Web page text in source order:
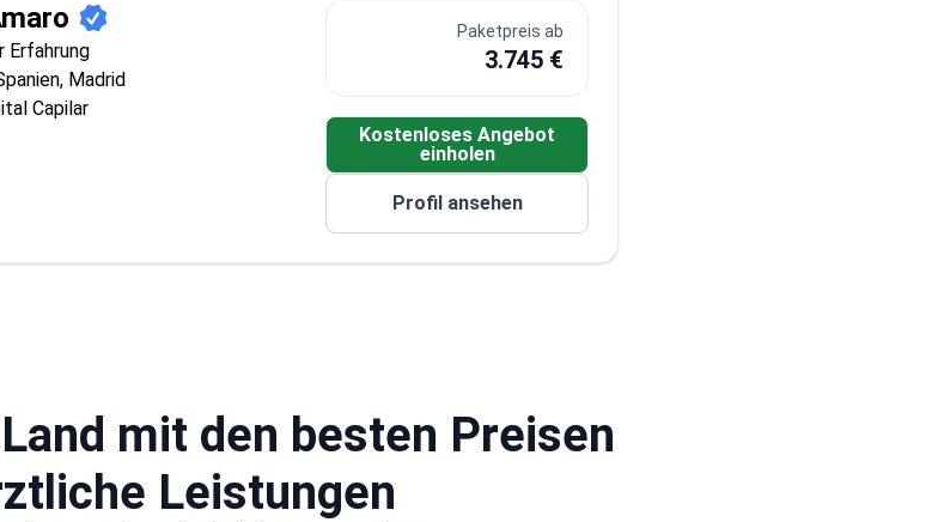
mit den besten Preisen
Leistungen
Erfahrung
Madrid
Capilar
Paketpreis ab
3.745 €
Kostenloses Angebot
einholen
Profil ansehen